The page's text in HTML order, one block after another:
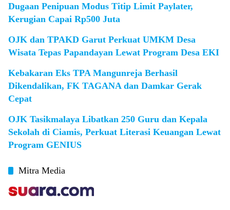
Dugaan Penipuan Modus Titip Limit Paylater,
Kerugian Capai Rp500 Juta
OJK dan TPAKD Garut Perkuat UMKM Desa
Wisata Tepas Papandayan Lewat Program Desa EKI
Kebakaran Eks TPA Mangunreja Berhasil
Dikendalikan, FK TAGANA dan Damkar Gerak
Cepat
OJK Tasikmalaya Libatkan 250 Guru dan Kepala
Sekolah di Ciamis, Perkuat Literasi Keuangan Lewat
Program GENIUS
Mitra Media